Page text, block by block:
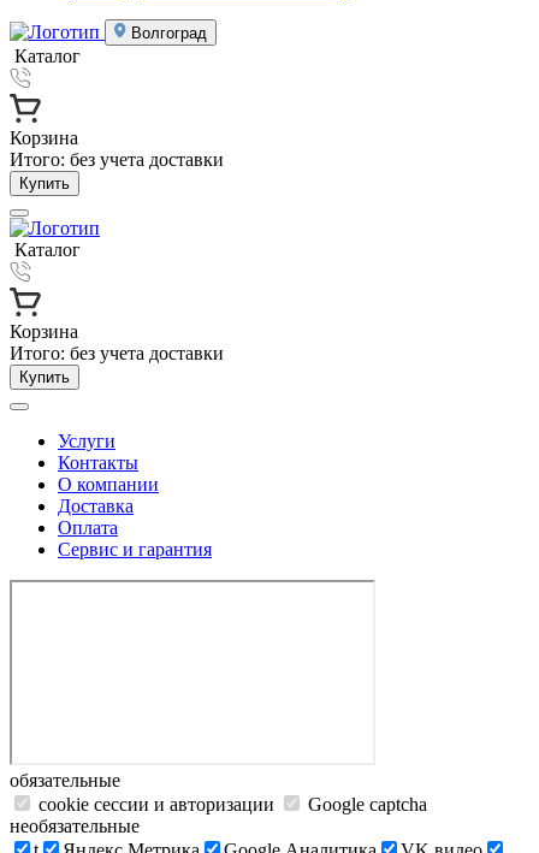
Волгоград
Каталог
Корзина
Итого: без учета доставки
Купить
Каталог
Корзина
Итого: без учета доставки
Купить
Услуги
Контакты
О компании
Доставка
Оплата
Сервис и гарантия
обязательные
cookie сессии и авторизации
Google captcha
необязательные